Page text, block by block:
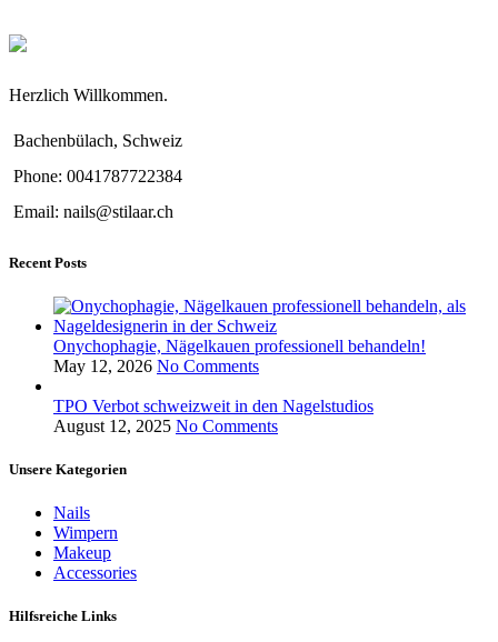
Herzlich Willkommen.
Bachenbülach, Schweiz
Phone: 0041787722384
Email: nails@stilaar.ch
Recent Posts
Onychophagie, Nägelkauen professionell behandeln!
May 12, 2026 No Comments
TPO Verbot schweizweit in den Nagelstudios
August 12, 2025 No Comments
Unsere Kategorien
Nails
Wimpern
Makeup
Accessories
Hilfsreiche Links